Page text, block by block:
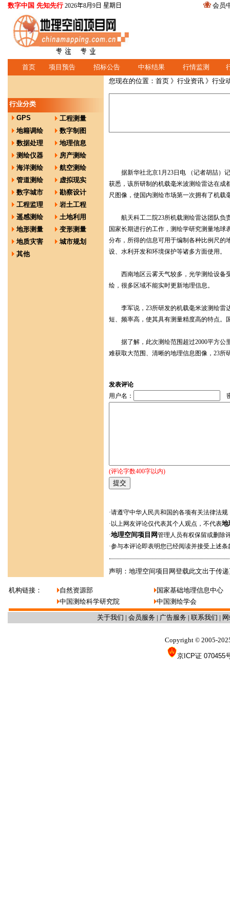
数字中国 先知先行 2026年8月9日 星期日 会员
首页 项目预告 招标公告 中标结果 行情监测
行业分类
GPS
工程测量
地籍调绘
数字制图
数据处理
地理信息
测绘仪器
房产测绘
海洋测绘
航空测绘
管道测绘
虚拟现实
数字城市
勘察设计
工程监理
岩土工程
遥感测绘
土地利用
地形测量
变形测量
地质灾害
城市规划
其他
您现在的位置： 首页 》 行业资讯 》行业
据新华社北京1月23日电 （记者胡喆）记
获悉，该所研制的机载毫米波测绘雷达在成
尺图像，使国内测绘市场第一次拥有了机载
航天科工二院23所机载测绘雷达团队负
国家长期进行的工作，测绘学研究测量地球
分布，所得的信息可用于编制各种比例尺的
设、水利开发和环境保护等诸多方面使用。
西南地区云雾天气较多，光学测绘设备
绘，很多区域不能实时更新地理信息。
李军说，23所研发的机载毫米波测绘雷
短、频率高，使其具有测量精度高的特点。
据了解，此次测绘范围超过2000平方公
难获取大范围、清晰的地理信息图像，23所
发表评论
用户名：
(评论字数400字以内)
·请遵守中华人民共和国的各项有关法律法规
·以上网友评论仅代表其个人观点，不代表地
·地理空间项目网管理人员有权保留或删除
·参与本评论即表明您已经阅读并接受上述条
声明：地理空间项目网登载此文出于传
机构链接： 自然资源部
国家基础地理信息中心
中国测绘科学研究院
中国测绘学会
关于我们 | 会员服务 | 广告服务 | 联系我们 |
Copyright © 2005-
京ICP证 070455